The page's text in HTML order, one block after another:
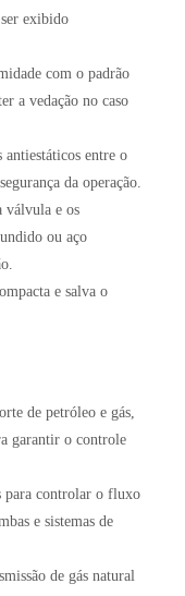
exibido
com o padrão
a vedação no caso
entre o
da operação.
válvula e os
ou aço
e salva o
de petróleo e gás,
garantir o controle
​​para controlar o fluxo
e sistemas de
de gás natural